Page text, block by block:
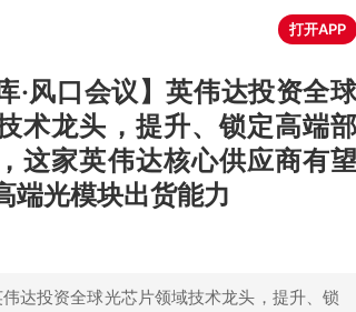
打开APP
·风口会议】英伟达投资全球
术龙头，提升、锁定高端部
这家英伟达核心供应商有望
端光模块出货能力
达投资全球光芯片领域技术龙头，提升、锁